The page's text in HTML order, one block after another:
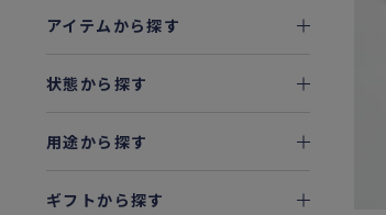
アイテムから探す
状態から探す
用途から探す
ギフトから探す